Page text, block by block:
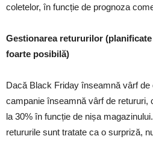
coletelor, în funcție de prognoza
Gestionarea retururilor
foarte posibilă)
Dacă Black Friday înseamnă vârf de
campanie înseamnă vârf de retururi,
la 30% în funcție de nișa
retururile sunt tratate ca o surpriză,